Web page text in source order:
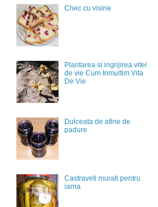
Chec cu visine
Plantarea si ingrijirea vitei
de vie Cum Inmultim Vita
De Vie
Dulceata de afine de
padure
Castraveti murati pentru
iarna